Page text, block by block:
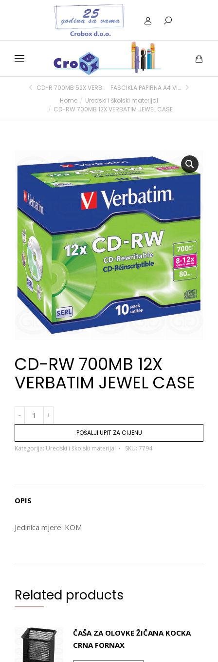
Home
Uredski i školski materijal
CD-RW 700MB 12X VERBATIM JEWEL CASE
CD-R 700MB 52X VERBATIM EXTRA PRO. SLIM CASE 10/1 FASCIKLA PAPIRNA A4 VIP NARANČASTA GTG
CD-RW 700MB 12X
VERBATIM JEWEL CASE
POŠALJI UPIT ZA CIJENU
Kategorija: Uredski i školski materijal SKU: 7794
OPIS
Jedinica mjere: KOM
Related products
ČAŠA ZA OLOVKE ŽIČANA KOCKA
CRNA FORNAX